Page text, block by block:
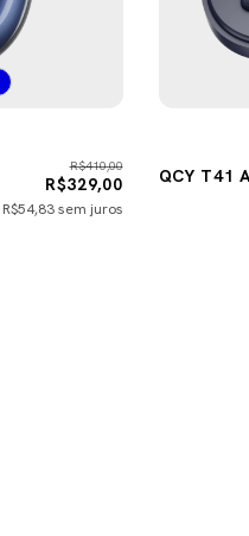
R$410,00
R$329,00
R$54,83 sem juros
QCY T41